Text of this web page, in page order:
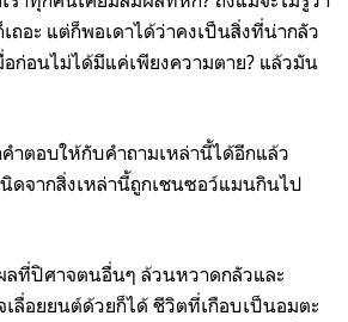
ถอะ แต่ก็พอเดาได้ว่าคงเป็นสิ่งที่น่ากลัว
ก่อนไม่ได้มีแค่เพียงความตาย? แล้วมัน
คำตอบให้กับคำถามเหล่านี้ได้อีกแล้ว
นิดจากสิ่งเหล่านี้ถูกเชนซอว์แมนกินไป
ลที่ปิศาจตนอื่นๆ ล้วนหวาดกลัวและ
เลื่อยยนต์ด้วยก็ได้ ชีวิตที่เกือบเป็นอมตะ